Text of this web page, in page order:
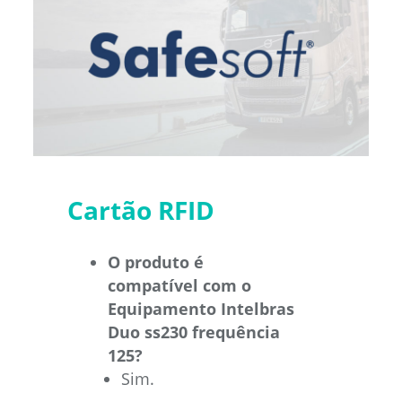
Cartão RFID
O produto é
compatível com o
Equipamento Intelbras
Duo ss230 frequência
125?
Sim.